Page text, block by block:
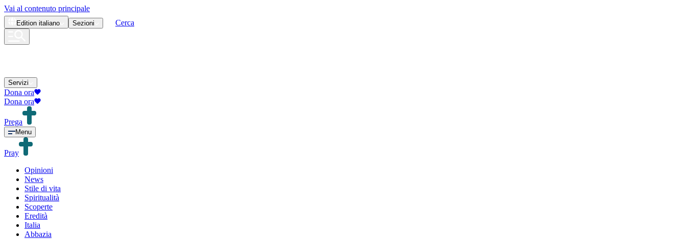
Vai al contenuto principale
Edition italiano Sezioni Cerca
Servizi
Dona ora
Dona ora
Prega
Menu
Pray
Opinioni
News
Stile di vita
Spiritualità
Scoperte
Eredità
Italia
Abbazia